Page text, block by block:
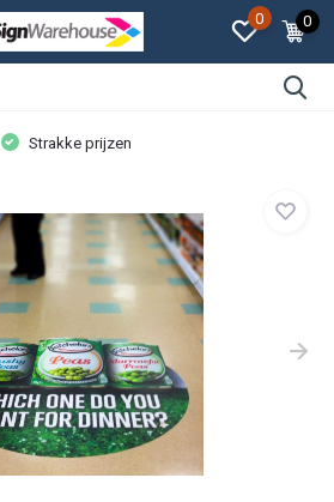
0 0
Strakke prijzen